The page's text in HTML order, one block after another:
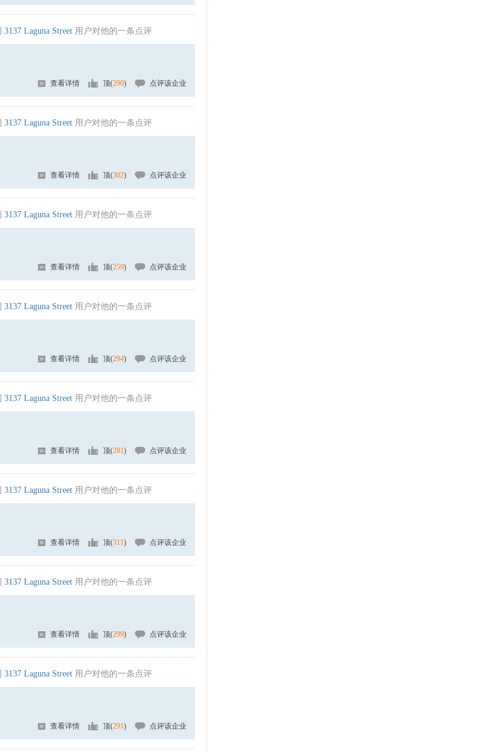
3137 Laguna Street 用户对他的一条点评
查看详情 顶(290) 点评该企业
3137 Laguna Street 用户对他的一条点评
查看详情 顶(302) 点评该企业
3137 Laguna Street 用户对他的一条点评
查看详情 顶(259) 点评该企业
3137 Laguna Street 用户对他的一条点评
查看详情 顶(294) 点评该企业
3137 Laguna Street 用户对他的一条点评
查看详情 顶(281) 点评该企业
3137 Laguna Street 用户对他的一条点评
查看详情 顶(311) 点评该企业
3137 Laguna Street 用户对他的一条点评
查看详情 顶(299) 点评该企业
3137 Laguna Street 用户对他的一条点评
查看详情 顶(291) 点评该企业